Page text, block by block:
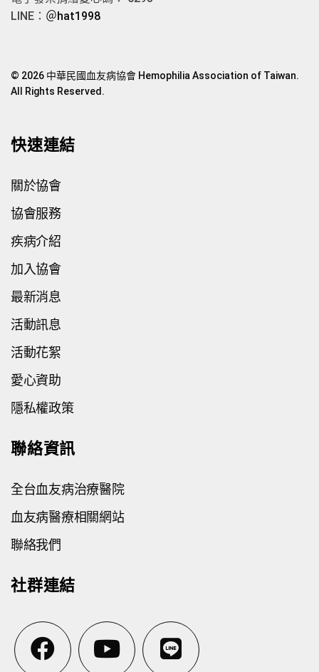
LINE： ＠hat1998
© 2026 中華民國血友病協會 Hemophilia Association of Taiwan.
All Rights Reserved.
快速連結
關於協會
協會服務
疾病介紹
加入協會
最新消息
活動訊息
活動花絮
愛心資助
隱私權政策
聯絡資訊
全台血友病治療醫院
血友病醫療相關網站
聯絡我們
社群連結